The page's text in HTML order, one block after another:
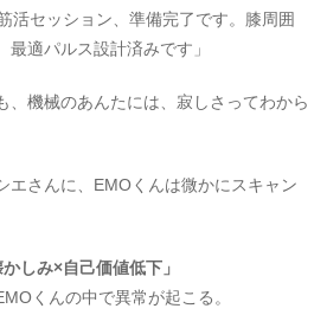
活セッション、準備完了です。膝周囲
適パルス設計済みです」
、機械のあんたには、寂しさってわから
エさんに、EMOくんは微かにスキャン
しみ×自己価値低下」
くんの中で異常が起こる。